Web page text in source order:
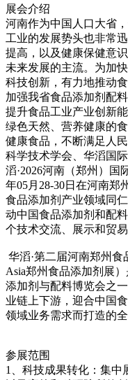
展会介绍
河南作为中国人口大省
工业的发展势头也非常
提高，以及健康保健意
未来发展的主流。为加
科技创新，有力地推动
加强我省食品添加剂配
提升食品工业产业创新
绿色天然、营养健康的
健康食品，不断满足人
科学技术学会、华滔国
滔·2026河南（郑州）国
年05月28-30日在河南郑
食品添加剂产业领域同
动中国食品添加剂和配
个技术交流、展示和贸易
华滔·第二届河南郑州
Asia郑州食品添加剂展
添加剂与配料博览会之
业链上下游，迎合中国
领域业务需求而打造的
参展范围
1、科技成果转化：集中